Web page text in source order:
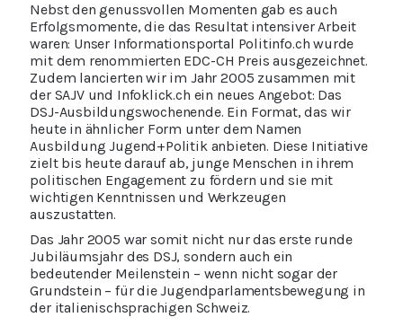
Nebst den genussvollen Momenten gab es auch
Erfolgsmomente, die das Resultat intensiver Arbeit
waren: Unser Informationsportal Politinfo.ch wurde
mit dem renommierten EDC-CH Preis ausgezeichnet.
Zudem lancierten wir im Jahr 2005 zusammen mit
der SAJV und Infoklick.ch ein neues Angebot: Das
DSJ-Ausbildungswochenende. Ein Format, das wir
heute in ähnlicher Form unter dem Namen
Ausbildung Jugend+Politik anbieten. Diese Initiative
zielt bis heute darauf ab, junge Menschen in ihrem
politischen Engagement zu fördern und sie mit
wichtigen Kenntnissen und Werkzeugen
auszustatten.
Das Jahr 2005 war somit nicht nur das erste runde
Jubiläumsjahr des DSJ, sondern auch ein
bedeutender Meilenstein – wenn nicht sogar der
Grundstein – für die Jugendparlamentsbewegung in
der italienischsprachigen Schweiz.